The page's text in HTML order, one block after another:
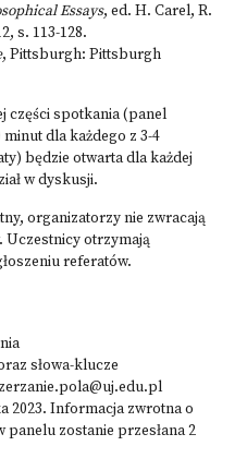
Essays, ed. H. Carel, R.
s. 113-128.
, Pittsburgh: Pittsburgh
części spotkania (panel
dla każdego z 3-4
będzie otwarta dla każdej
w dyskusji.
organizatorzy nie zwracają
Uczestnicy otrzymają
referatów.
słowa-klucze
2023. Informacja zwrotna o
panelu zostanie przesłana 2